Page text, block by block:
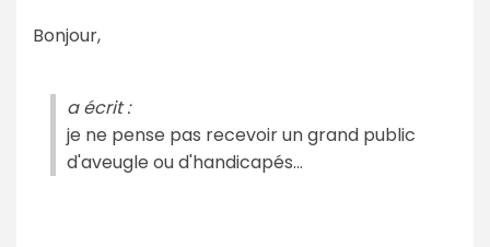
Bonjour,
a écrit :
je ne pense pas recevoir un grand public
d'aveugle ou d'handicapés...